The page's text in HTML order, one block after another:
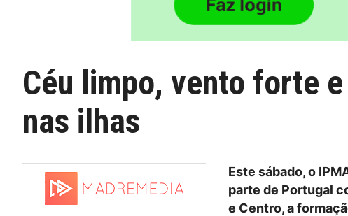
Céu limpo, vento forte
nas ilhas
Este sábado, o
parte de Portugal
e Centro, a